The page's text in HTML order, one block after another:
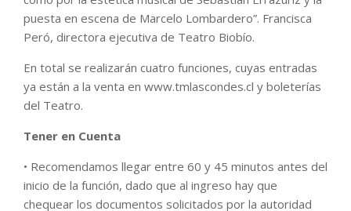
puesta en escena de Marcelo Lombardero”. Francisca
Peró, directora ejecutiva de Teatro Biobío.
En total se realizarán cuatro funciones, cuyas entradas
ya están a la venta en www.tmlascondes.cl y boleterías
del Teatro.
Tener en Cuenta
• Recomendamos llegar entre 60 y 45 minutos antes del
inicio de la función, dado que al ingreso hay que
chequear los documentos solicitados por la autoridad